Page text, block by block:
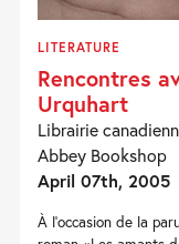
LITERATURE
Rencontres
Urquhart
Librairie
Abbey Bookshop
April 07th, 2005
À l'occasion de la